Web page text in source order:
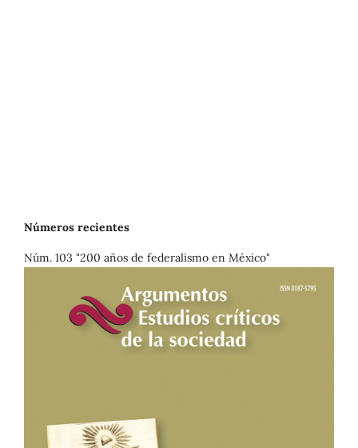
Números recientes
Núm. 103 "200 años de federalismo en México"